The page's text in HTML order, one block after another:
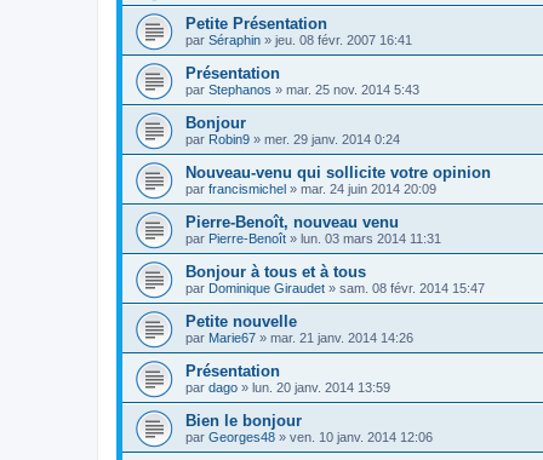
Petite Présentation
par Séraphin » jeu. 08 févr. 2007 16:41
Présentation
par Stephanos » mar. 25 nov. 2014 5:43
Bonjour
par Robin9 » mer. 29 janv. 2014 0:24
Nouveau-venu qui sollicite votre opinion
par francismichel » mar. 24 juin 2014 20:09
Pierre-Benoît, nouveau venu
par Pierre-Benoît » lun. 03 mars 2014 11:31
Bonjour à tous et à tous
par Dominique Giraudet » sam. 08 févr. 2014 15:47
Petite nouvelle
par Marie67 » mar. 21 janv. 2014 14:26
Présentation
par dago » lun. 20 janv. 2014 13:59
Bien le bonjour
par Georges48 » ven. 10 janv. 2014 12:06